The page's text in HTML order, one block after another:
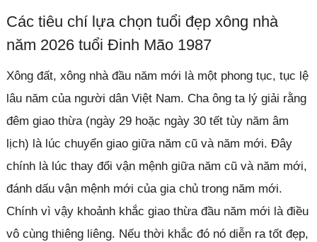
Các tiêu chí lựa chọn tuổi đẹp xông nhà
năm 2026 tuổi Đinh Mão 1987
Xông đất, xông nhà đầu năm mới là một phong tục, tục lệ
lâu năm của người dân Việt Nam. Cha ông ta lý giải rằng
đêm giao thừa (ngày 29 hoặc ngày 30 tết tùy năm âm
lịch) là lúc chuyển giao giữa năm cũ và năm mới. Đây
chính là lúc thay đổi vận mệnh giữa năm cũ và năm mới,
đánh dấu vận mệnh mới của gia chủ trong năm mới.
Chính vì vậy khoảnh khắc giao thừa đầu năm mới là điều
vô cùng thiêng liêng. Nếu thời khắc đó nó diễn ra tốt đẹp,